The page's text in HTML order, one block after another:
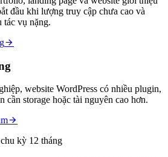
đầu khi lượng truy cập chưa cao và
tác vụ nặng.
website WordPress có nhiều plugin,
cần storage hoặc tài nguyên cao hơn.
kỳ 12 tháng